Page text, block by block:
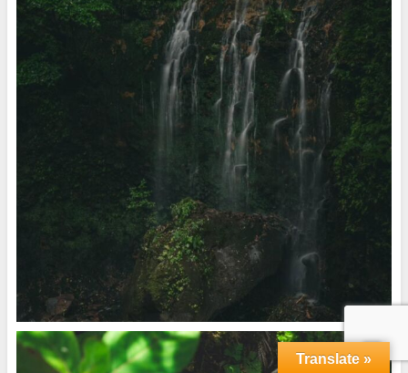
Translate »